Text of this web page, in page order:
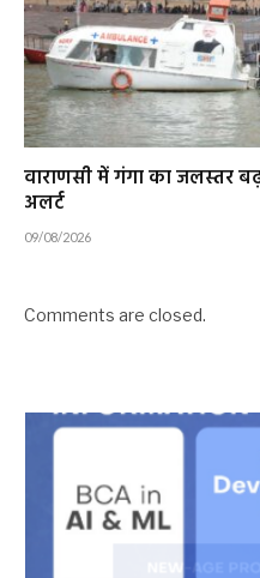
वाराणसी में गंगा का जलस्तर
अलर्ट
09/08/2026
Comments are closed.